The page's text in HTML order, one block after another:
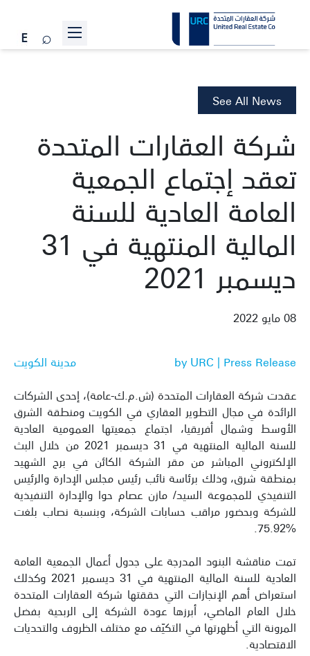
الاستدامة
الأخبار
انضم إلينا
تواصل معنا
See All News
شركة العقارات المتحدة
تعقد إجتماع الجمعية
العامة العادية للسنة
المالية المنتهية في 31
ديسمبر 2021
08 مايو 2022
مدينة الكويت
by URC | Press Release
عقدت شركة العقارات المتحدة (ش.م.ك-عامة)، إحدى الشركات
الرائدة في مجال التطوير العقاري في الكويت ومنطقة الشرق
الأوسط وشمال أفريقيا، اجتماع جمعيتها العمومية العادية
للسنة المالية المنتهية في 31 ديسمبر 2021 من خلال البث
الإلكتروني المباشر من مقر الشركة الكائن في برج الشهيد
بمنطقة شرق، وذلك برئاسة نائب رئيس مجلس الإدارة والرئيس
التنفيذي للمجموعة السيد/ مازن عصام حوا والإدارة التنفيذية
للشركة وبحضور مراقب حسابات الشركة، وبنسبة نصاب بلغت
%75.92.
تمت مناقشة البنود المدرجة على جدول أعمال الجمعية العامة
العادية للسنة المالية المنتهية في 31 ديسمبر 2021 وكذلك
استعراض أهم الإنجازات التي حققتها شركة العقارات المتحدة
خلال العام الماضي، أبرزها عودة الشركة إلى الربحية بفضل
المرونة التي أظهرتها في التكيّف مع مختلف الظروف والتحديات
الاقتصادية.